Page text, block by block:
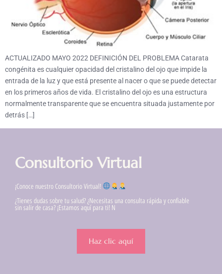
ACTUALIZADO MAYO 2022 DEFINICIÓN DEL PROBLEMA Catarata
congénita es cualquier opacidad del cristalino del ojo que impide la
entrada de la luz y que está presente al nacer o que se puede detectar
en los primeros años de vida. El cristalino del ojo es una estructura
normalmente transparente que se encuentra situada justamente por
detrás […]
Consultorio Virtual
¡Conoce nuestro Consultorio Virtual!
¿Tienes dudas sobre tu salud? ¿Necesitas una consulta rápida y confiable
sin salir de casa? ¡Estamos aquí para ti! N
Haz clic aquí